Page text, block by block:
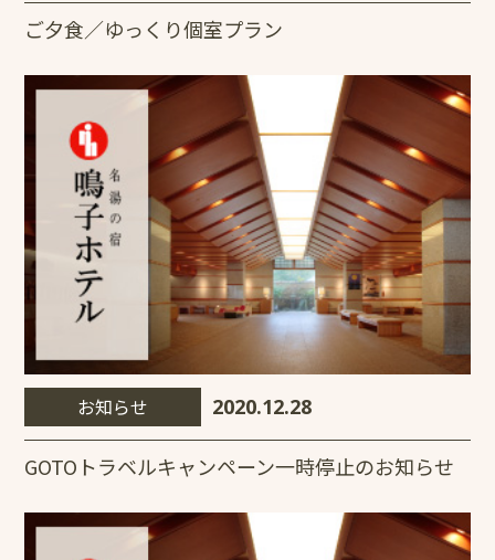
ご夕食／ゆっくり個室プラン
お知らせ 2020.12.28
GOTOトラベルキャンペーン一時停止のお知らせ